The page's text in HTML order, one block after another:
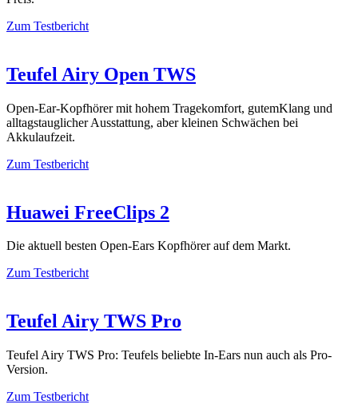
Zum Testbericht
Teufel Airy Open TWS
Open-Ear-Kopfhörer mit hohem Tragekomfort, gutemKlang und
alltagstauglicher Ausstattung, aber kleinen Schwächen bei
Akkulaufzeit.
Zum Testbericht
Huawei FreeClips 2
Die aktuell besten Open-Ears Kopfhörer auf dem Markt.
Zum Testbericht
Teufel Airy TWS Pro
Teufel Airy TWS Pro: Teufels beliebte In-Ears nun auch als Pro-
Version.
Zum Testbericht